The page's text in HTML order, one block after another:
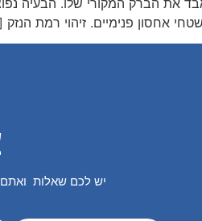
את הברק המקורי שלו. הבעיה
אחסון פנימיים. זיהוי רמת
יש לכם שאלות ואתם